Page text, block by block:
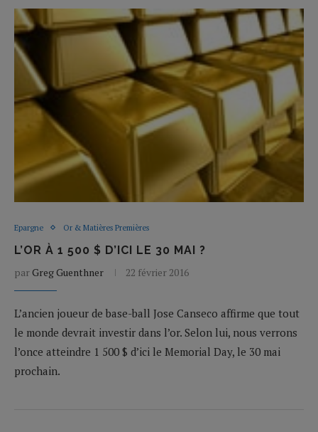
Epargne Or & Matières Premières
L’OR À 1 500 $ D’ICI LE 30 MAI ?
parGreg Guenthner 22 février 2016
L’ancien joueur de base-ball Jose Canseco affirme que tout
le monde devrait investir dans l’or. Selon lui, nous verrons
l’once atteindre 1 500 $ d’ici le Memorial Day, le 30 mai
prochain.